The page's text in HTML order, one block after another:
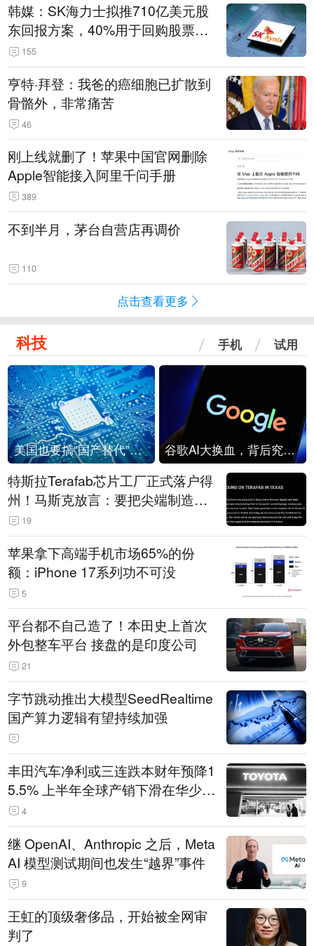
韩媒：SK海力士拟推710亿美元股
东回报方案，40%用于回购股票，
相当于美股发行规模
155
亨特·拜登：我爸的癌细胞已扩散到
骨骼外，非常痛苦
46
刚上线就删了！苹果中国官网删除
Apple智能接入阿里千问手册
389
不到半月，茅台自营店再调价
110
点击查看更多
科技 手机 试用
美国也要搞“国产替代”？先算清三笔账 谷歌AI大换血，背后究竟发生了什么？
特斯拉Terafab芯片工厂正式落户得
州！马斯克放言：要把尖端制造带
回美国
19
苹果拿下高端手机市场65%的份
额：iPhone 17系列功不可没
5
平台都不自己造了！本田史上首次
外包整车平台 接盘的是印度公司
21
字节跳动推出大模型SeedRealtime
国产算力逻辑有望持续加强
丰田汽车净利或三连跌本财年预降1
5.5% 上半年全球产销下滑在华少卖
14.3万辆
4
继 OpenAI、Anthropic 之后，Meta
AI 模型测试期间也发生“越界”事件
9
王虹的顶级奢侈品，开始被全网审
判了